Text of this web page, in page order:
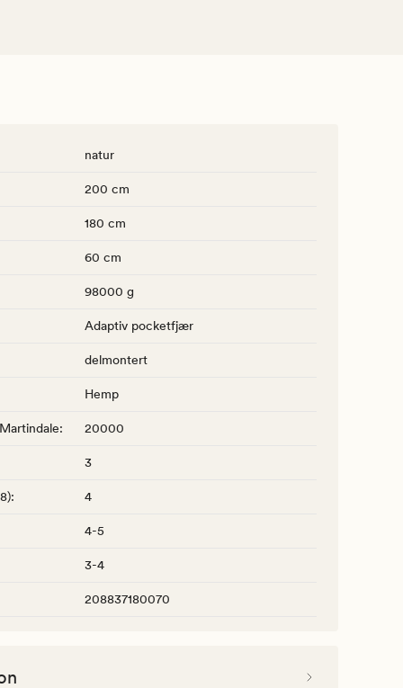
natur
200 cm
180 cm
60 cm
98000 g
Adaptiv pocketfjær
delmontert
Hemp
: 20000
3
: 4
4-5
3-4
208837180070